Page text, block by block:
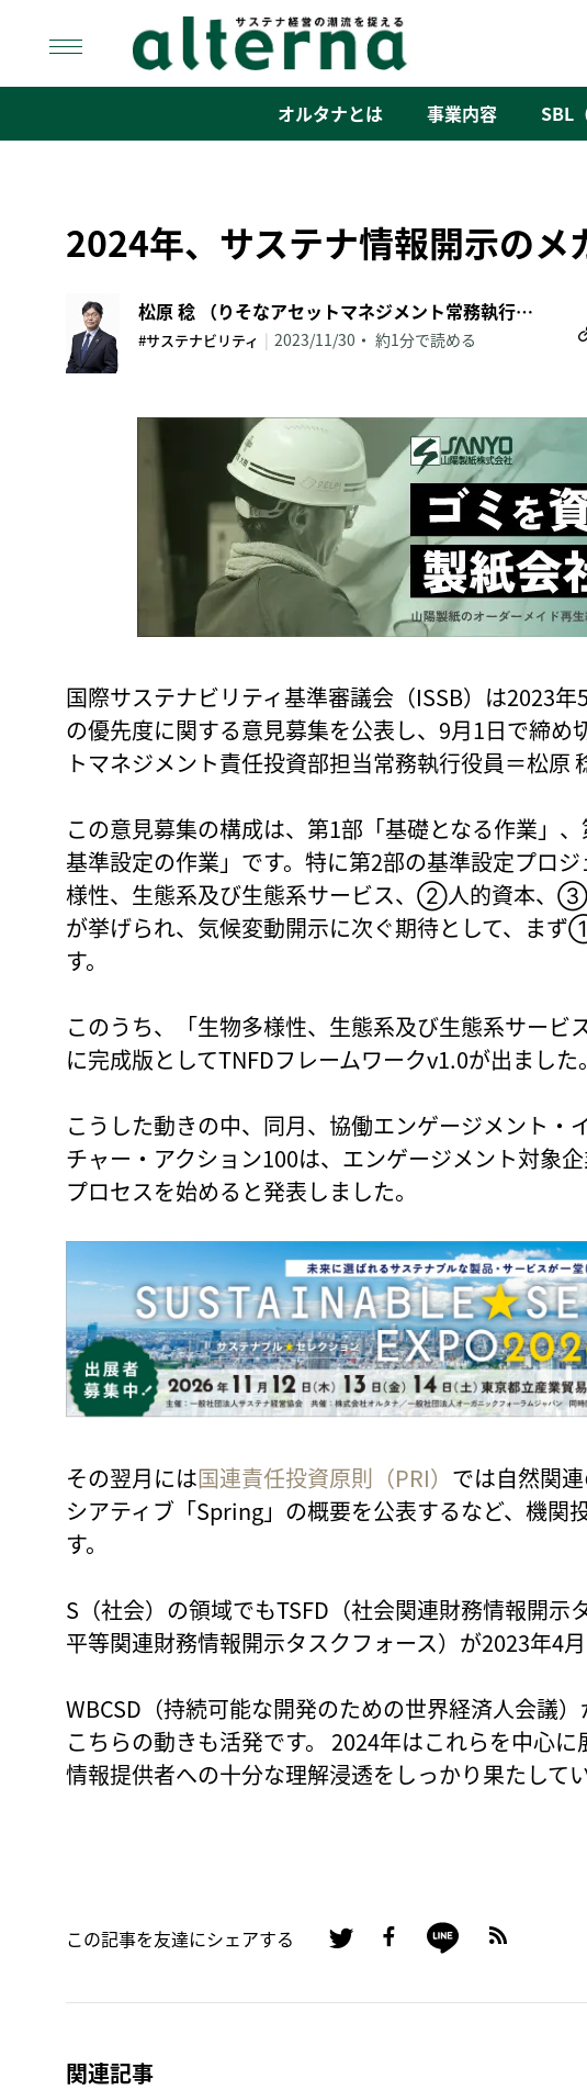
content
オルタナとは 事業内容 SBL
2024年、サステナ情報開示のメ
松原 稔 （りそなアセットマネジメント常務執行役員）
#サステナビリティ | 2023/11/30 約1分で読める
国際サステナビリティ基準審議会（ISSB）は2023
の優先度に関する意見募集を公表し、9月1日で締め
トマネジメント責任投資部担当常務執行役員＝松原
この意見募集の構成は、第1部「基礎となる作業」
基準設定の作業」です。特に第2部の基準設定プロ
様性、生態系及び生態系サービス、②人的資本、
が挙げられ、気候変動開示に次ぐ期待として、
す。
このうち、「生物多様性、生態系及び生態系サービ
に完成版としてTNFDフレームワークv1.0が出ました。
こうした動きの中、同月、協働エンゲージメント・
チャー・アクション100は、エンゲージメント対象
プロセスを始めると発表しました。
その翌月には国連責任投資原則（PRI） では自然関
シアティブ「Spring」の概要を公表するなど、機関
す。
S（社会）の領域でもTSFD（社会関連財務情報開示
平等関連財務情報開示タスクフォース）が2023年4
WBCSD（持続可能な開発のための世界経済人会議
こちらの動きも活発です。 2024年はこれらを中心に
情報提供者への十分な理解浸透をしっかり果たして
この記事を友達にシェアする
関連記事